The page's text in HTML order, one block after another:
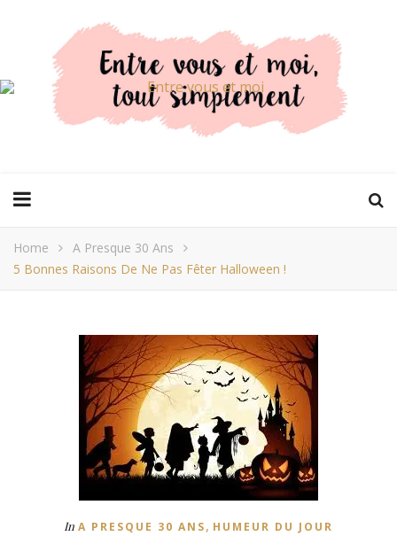
Home
A Presque 30 Ans
5 Bonnes Raisons De Ne Pas Fêter Halloween !
In A PRESQUE 30 ANS, HUMEUR DU JOUR